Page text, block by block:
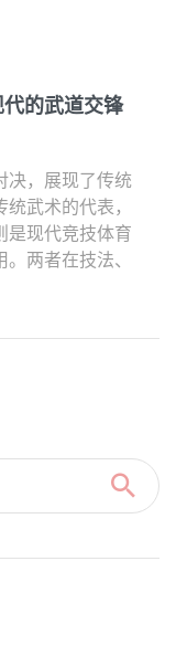
的武道交锋
决，展现了传统
武术的代表，
是现代竞技体育
两者在技法、